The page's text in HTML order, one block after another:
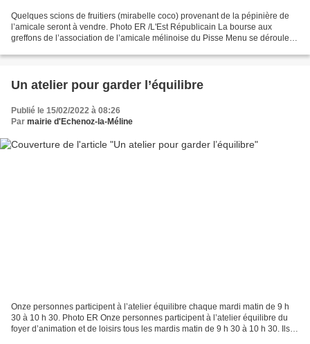
Quelques scions de fruitiers (mirabelle coco) provenant de la pépinière de
l’amicale seront à vendre. Photo ER /L'Est Républicain La bourse aux
greffons de l’association de l’amicale mélinoise du Pisse Menu se déroulera
Un atelier pour garder l’équilibre
Publié le 15/02/2022 à 08:26
Par mairie d'Echenoz-la-Méline
Onze personnes participent à l’atelier équilibre chaque mardi matin de 9 h
30 à 10 h 30. Photo ER Onze personnes participent à l’atelier équilibre du
foyer d’animation et de loisirs tous les mardis matin de 9 h 30 à 10 h 30. Ils